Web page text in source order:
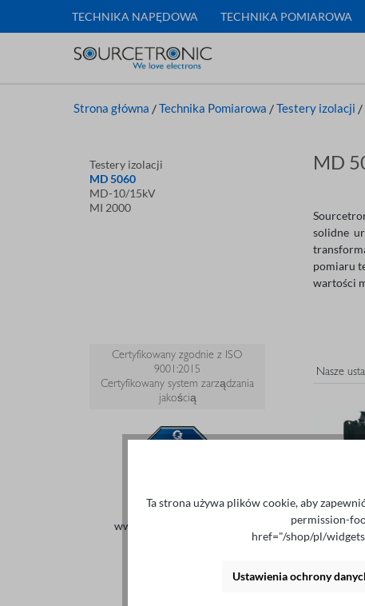
TECHNIKA NAPĘDOWA TECHNIKA POMIAROWA
Strona główna /Technika Pomiarowa /Testery izolacji /
Testery izolacji
MD 5060
MD-10/15kV
MI 2000
Certyfikowany zgodnie z ISO
9001:2015
Certyfikowany system zarządzania
jakością
www.tuvsud.com/ms-zert
MD
solidne
pomiaru
wartości
Ta strona używa plików cookie, aby
permission-
href="/shop/pl/
Ustawienia ochrony